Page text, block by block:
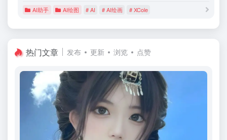
AI助手 AI绘图 # AI # AI绘画 # XCole
热门文章 发布 更新 浏览 点赞